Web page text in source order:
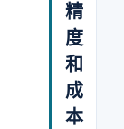
精
度
和
成
本